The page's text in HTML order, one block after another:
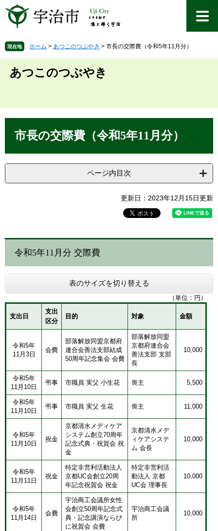
先を
文
へ
現在地 ホーム > あつこのつぶやき > 市長の交際費（令和5年11月分）
あつこのつぶやき
市長の交際費（令和5年11月分）
ページ内目次
更新日：2023年12月15日更新
令和5年11月分 交際費
表のサイズを切り替える
（単位：円）
支出日
支出
区分
目的 対象 金額
令和5年
11月3日
会費
​部落解放同盟京都府
連合会善法支部結成
50周年記念集会 会費
​部落解放同盟
京都府連合会
善法支部 支部
長
​10,000
​令和5年
11月10日
弔事 ​市職員 実父 小生花 ​喪主 5,500
令和5年
11月10日
弔事 市職員 実父 生花 喪主 11,000
令和5年
11月10日
祝金
京都清水メディケア
システム創立70周年
記念式典・祝賀会 祝
金
京都清水メデ
ィケアシステ
ム 会長
10,000
令和5年
11月11日
祝金
特定非営利活動法人
京都UC会創立20周
年記念祝賀会 祝金
特定非営利活
動法人 京都
UC会 理事長
10,000
令和5年
11月14日
会費
宇治商工会議所女性
会創立50周年記念式
典・記念講演ならび
に祝賀会 会費
宇治商工会議
所
10,000